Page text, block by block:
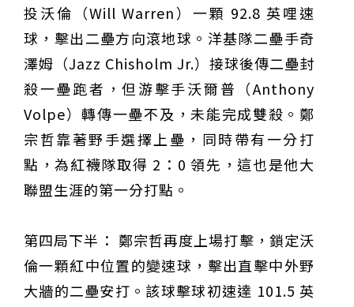
投沃倫（Will Warren）一顆 92.8 英哩速
球，擊出二壘方向滾地球。洋基隊二壘手奇
澤姆（Jazz Chisholm Jr.）接球後傳二壘封
殺一壘跑者，但游擊手沃爾普（Anthony
Volpe）轉傳一壘不及，未能完成雙殺。鄭
宗哲靠著野手選擇上壘，同時帶有一分打
點，為紅襪隊取得 2：0 領先，這也是他大
聯盟生涯的第一分打點。
第四局下半： 鄭宗哲再度上場打擊，鎖定沃
倫一顆紅中位置的變速球，擊出直擊中外野
大牆的二壘安打。該球擊球初速達 101.5 英